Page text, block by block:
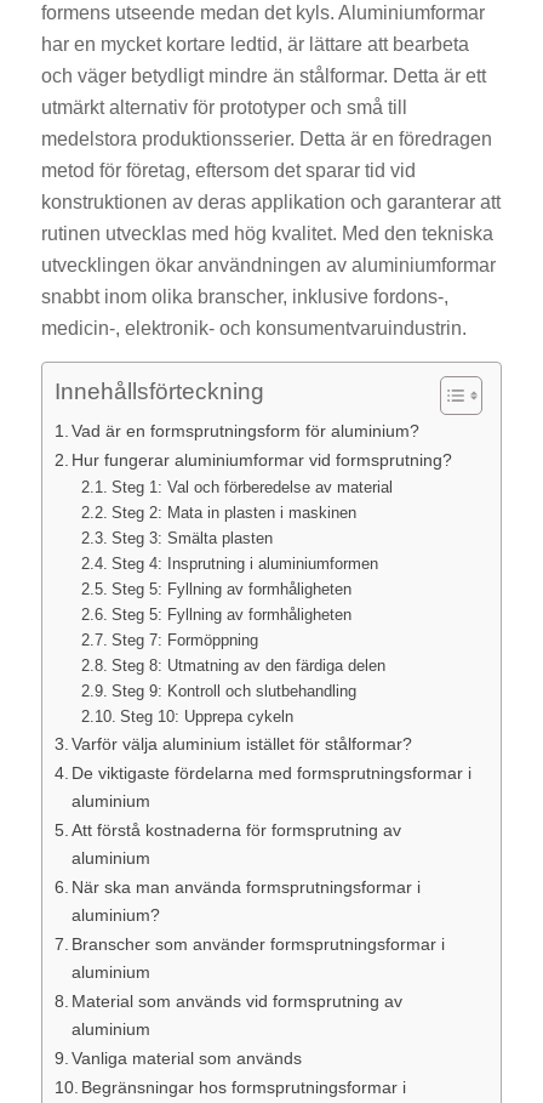
formens utseende medan det kyls. Aluminiumformar
har en mycket kortare ledtid, är lättare att bearbeta
och väger betydligt mindre än stålformar. Detta är ett
utmärkt alternativ för prototyper och små till
medelstora produktionsserier. Detta är en föredragen
metod för företag, eftersom det sparar tid vid
konstruktionen av deras applikation och garanterar att
rutinen utvecklas med hög kvalitet. Med den tekniska
utvecklingen ökar användningen av aluminiumformar
snabbt inom olika branscher, inklusive fordons-,
medicin-, elektronik- och konsumentvaruindustrin.
Innehållsförteckning
Vad är en formsprutningsform för aluminium?
Hur fungerar aluminiumformar vid formsprutning?
Steg 1: Val och förberedelse av material
Steg 2: Mata in plasten i maskinen
Steg 3: Smälta plasten
Steg 4: Insprutning i aluminiumformen
Steg 5: Fyllning av formhåligheten
Steg 5: Fyllning av formhåligheten
Steg 7: Formöppning
Steg 8: Utmatning av den färdiga delen
Steg 9: Kontroll och slutbehandling
Steg 10: Upprepa cykeln
Varför välja aluminium istället för stålformar?
De viktigaste fördelarna med formsprutningsformar i
aluminium
Att förstå kostnaderna för formsprutning av
aluminium
När ska man använda formsprutningsformar i
aluminium?
Branscher som använder formsprutningsformar i
aluminium
Material som används vid formsprutning av
aluminium
Vanliga material som används
Begränsningar hos formsprutningsformar i